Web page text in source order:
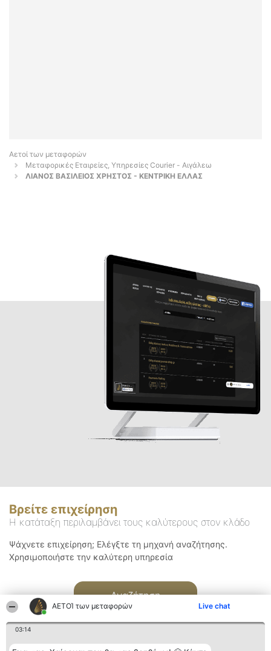
ΑΕΤΟΊ των μεταφορών Live chat
03:14
Αετοί των μεταφορών
Μεταφορικές Εταιρείες, Υπηρεσίες Courier - Αιγάλεω
ΛΙΑΝΟΣ ΒΑΣΙΛΕΙΟΣ ΧΡΗΣΤΟΣ - ΚΕΝΤΡΙΚΗ ΕΛΛΑΣ
Βρείτε επιχείρηση
Η κατάταξη περιλαμβάνει τους καλύτερους στον κλάδο
Ψάχνετε επιχείρηση; Ελέγξτε τη μηχανή αναζήτησης.
Χρησιμοποιήστε την καλύτερη υπηρεσία
Αναζήτηση